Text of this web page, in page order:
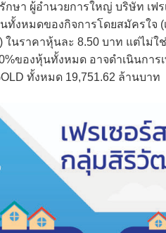
ษา ผู้อำนวยการใหญ่ บริษัท เฟร
ทั้งหมดของกิจการโดยสมัครใจ
ในราคาหุ้นละ 8.50 บาท แต่ไม่
ของหุ้นทั้งหมด อาจดำเนินกา
ทั้งหมด 19,751.62 ล้านบาท